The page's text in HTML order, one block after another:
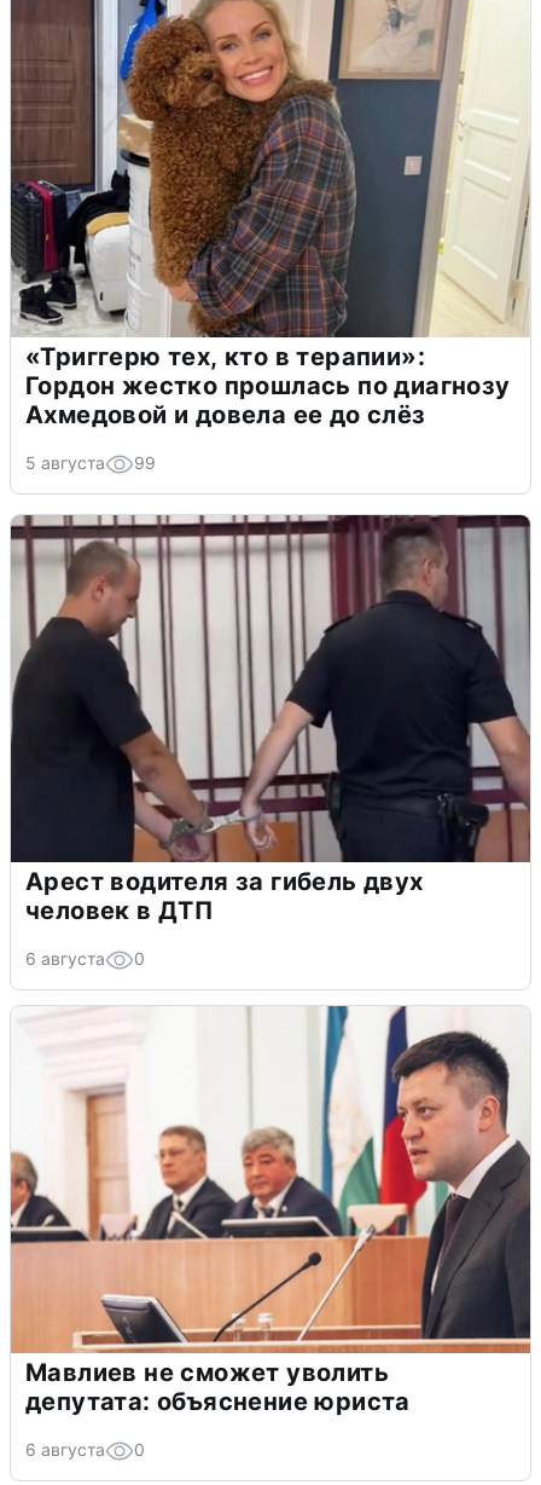
«Триггерю тех, кто в терапии»:
Гордон жестко прошлась по диагнозу
Ахмедовой и довела ее до слёз
5 августа 99
Арест водителя за гибель двух
человек в ДТП
6 августа 0
Мавлиев не сможет уволить
депутата: объяснение юриста
6 августа 0